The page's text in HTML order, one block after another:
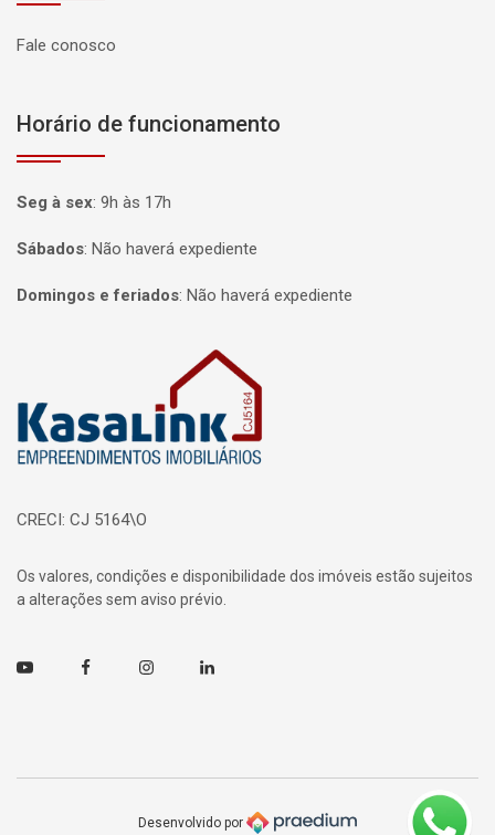
Fale conosco
Horário de funcionamento
Seg à sex: 9h às 17h
Sábados: Não haverá expediente
Domingos e feriados: Não haverá expediente
CRECI: CJ 5164\O
Os valores, condições e disponibilidade dos imóveis estão sujeitos
a alterações sem aviso prévio.
Youtube FacebookInstagramLinkedin
Desenvolvido por